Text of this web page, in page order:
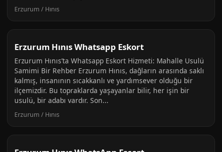
Erzurum / Hınıs
Erzurum Hınıs Whatsapp Eskort
Erzurum Hınıs’ta Whatsapp Eskort Hizmeti: Mahalle Usulü
Samimi Bir Rehber Erzurum Hınıs, dağların arasında saklı
kalmış, insanının sıcakkanlı ve yardımsever olduğu bir
ilçemizdir. Bu topraklarda yaşayanlar bilir, her işin bir
usulü, bir adabı vardır. Son...
Erzurum / Hınıs